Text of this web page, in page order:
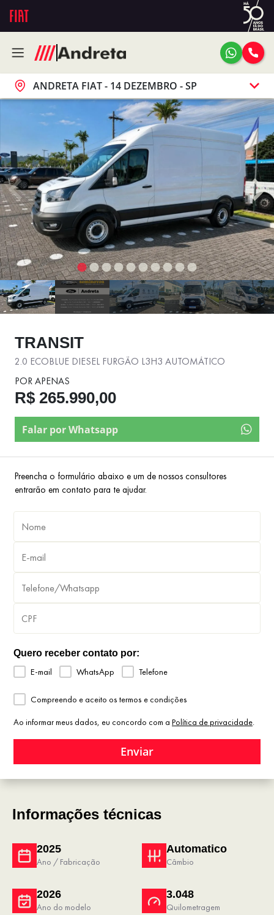
ANDRETA FIAT - 14 DEZEMBRO - SP
TRANSIT
2.0 ECOBLUE DIESEL FURGÃO L3H3 AUTOMÁTICO
POR APENAS
R$ 265.990,00
Falar por Whatsapp
Preencha o formulário abaixo e um de nossos consultores
entrarão em contato para te ajudar.
Quero receber contato por:
E-mail WhatsApp Telefone
Compreendo e aceito os termos e condições
Ao informar meus dados, eu concordo com a Política de privacidade.
Enviar
Informações técnicas
2025
Ano / Fabricação
Automatico
Câmbio
2026
Ano do modelo
3.048
Quilometragem